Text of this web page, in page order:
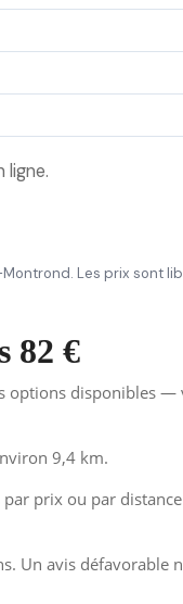
ligne.
Les prix sont
82 €
options disponibles —
9,4 km.
par prix ou par
Un avis défavorable